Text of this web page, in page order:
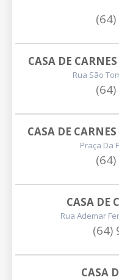
CASA DE
Rua São
CASA DE
Praça Da
CASA DE
Rua Ademar
(64)
CASA